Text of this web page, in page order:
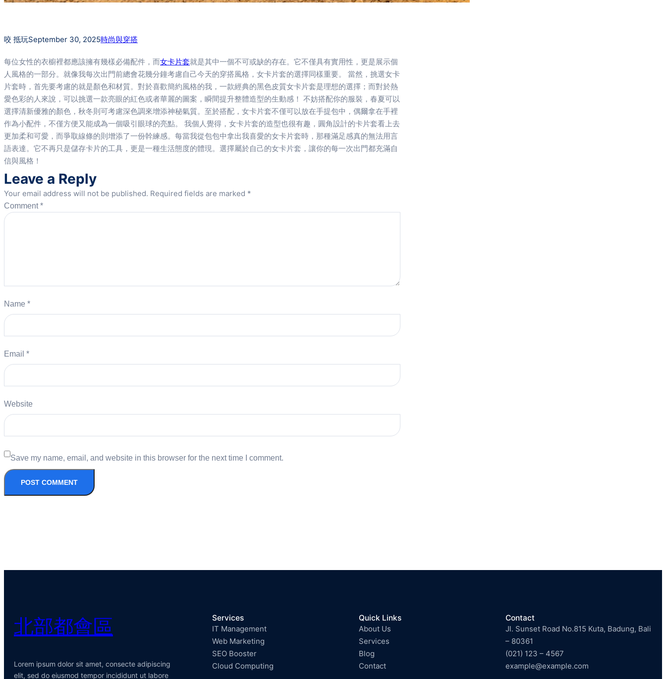
咬 抵玩September 30, 2025時尚與穿搭
每位女性的衣櫥裡都應該擁有幾樣必備配件，而女卡片套就是其中一個不可或缺的存在。它不僅具有實用性，更是展示個
人風格的一部分。就像我每次出門前總會花幾分鐘考慮自己今天的穿搭風格，女卡片套的選擇同樣重要。 當然，挑選女卡
片套時，首先要考慮的就是顏色和材質。對於喜歡簡約風格的我，一款經典的黑色皮質女卡片套是理想的選擇；而對於熱
愛色彩的人來說，可以挑選一款亮眼的紅色或者華麗的圖案，瞬間提升整體造型的生動感！ 不妨搭配你的服裝，春夏可以
選擇清新優雅的顏色，秋冬則可考慮深色調來增添神秘氣質。至於搭配，女卡片套不僅可以放在手提包中，偶爾拿在手裡
作為小配件，不僅方便又能成為一個吸引眼球的亮點。 我個人覺得，女卡片套的造型也很有趣，圓角設計的卡片套看上去
更加柔和可愛，而爭取線條的則增添了一份幹練感。每當我從包包中拿出我喜愛的女卡片套時，那種滿足感真的無法用言
語表達。它不再只是儲存卡片的工具，更是一種生活態度的體現。選擇屬於自己的女卡片套，讓你的每一次出門都充滿自
信與風格！
Leave a Reply
Your email address will not be published. Required fields are marked *
Comment*
Name *
Email *
Website
Save my name, email, and website in this browser for the next time I comment.
北部都會區
Lorem ipsum dolor sit amet, consecte adipiscing
elit, sed do eiusmod tempor incididunt ut labore
Services
IT Management
Web Marketing
SEO Booster
Cloud Computing
Quick Links
About Us
Services
Blog
Contact
Contact
Jl. Sunset Road No.815 Kuta, Badung, Bali
– 80361
(021) 123 – 4567
example@example.com